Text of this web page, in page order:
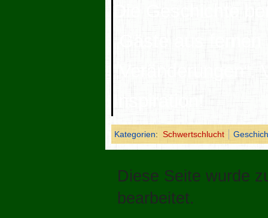
Die Geschichte
„
Inspiration!
Kategorien: Schwertschlucht
Diese Seite wurde
bearbeitet.